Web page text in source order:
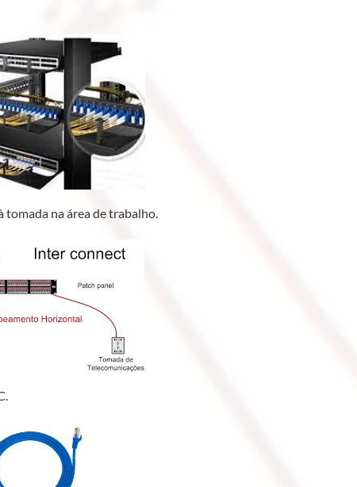
na área de trabalho.